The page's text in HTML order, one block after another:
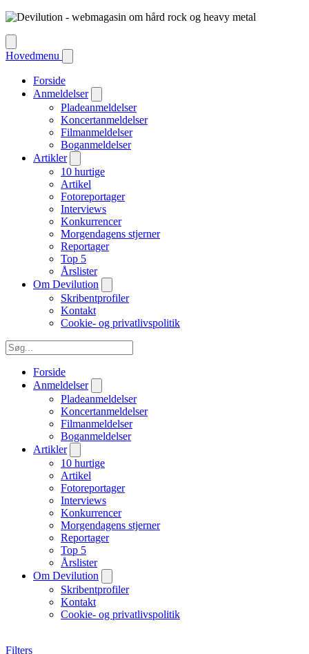
Hovedmenu
Forside
Anmeldelser
Pladeanmeldelser
Koncertanmeldelser
Filmanmeldelser
Boganmeldelser
Artikler
10 hurtige
Artikel
Fotoreportager
Interviews
Konkurrencer
Morgendagens stjerner
Reportager
Top 5
Årslister
Om Devilution
Skribentprofiler
Kontakt
Cookie- og privatlivspolitik
Forside
Anmeldelser
Pladeanmeldelser
Koncertanmeldelser
Filmanmeldelser
Boganmeldelser
Artikler
10 hurtige
Artikel
Fotoreportager
Interviews
Konkurrencer
Morgendagens stjerner
Reportager
Top 5
Årslister
Om Devilution
Skribentprofiler
Kontakt
Cookie- og privatlivspolitik
Filters